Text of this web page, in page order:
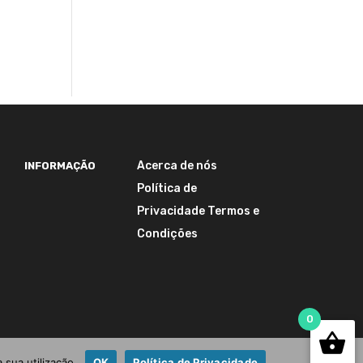
INFORMAÇÃO
Acerca de nós
Política de
Privacidade Termos e
Condições
0